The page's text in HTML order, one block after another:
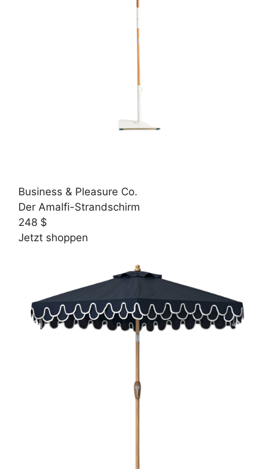
Business & Pleasure Co.
Der Amalfi-Strandschirm
248 $
Jetzt shoppen